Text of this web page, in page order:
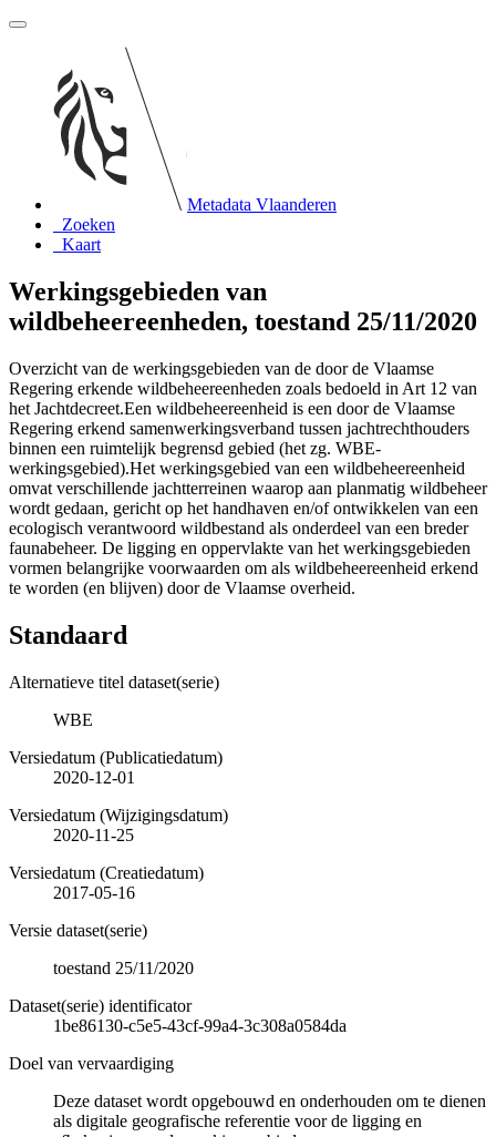
Metadata Vlaanderen
Zoeken
Kaart
Werkingsgebieden van
wildbeheereenheden, toestand 25/11/2020
Overzicht van de werkingsgebieden van de door de Vlaamse
Regering erkende wildbeheereenheden zoals bedoeld in Art 12 van
het Jachtdecreet.Een wildbeheereenheid is een door de Vlaamse
Regering erkend samenwerkingsverband tussen jachtrechthouders
binnen een ruimtelijk begrensd gebied (het zg. WBE-
werkingsgebied).Het werkingsgebied van een wildbeheereenheid
omvat verschillende jachtterreinen waarop aan planmatig wildbeheer
wordt gedaan, gericht op het handhaven en/of ontwikkelen van een
ecologisch verantwoord wildbestand als onderdeel van een breder
faunabeheer. De ligging en oppervlakte van het werkingsgebieden
vormen belangrijke voorwaarden om als wildbeheereenheid erkend
te worden (en blijven) door de Vlaamse overheid.
Standaard
Alternatieve titel dataset(serie)
WBE
Versiedatum (Publicatiedatum)
2020-12-01
Versiedatum (Wijzigingsdatum)
2020-11-25
Versiedatum (Creatiedatum)
2017-05-16
Versie dataset(serie)
toestand 25/11/2020
Dataset(serie) identificator
1be86130-c5e5-43cf-99a4-3c308a0584da
Doel van vervaardiging
Deze dataset wordt opgebouwd en onderhouden om te dienen
als digitale geografische referentie voor de ligging en